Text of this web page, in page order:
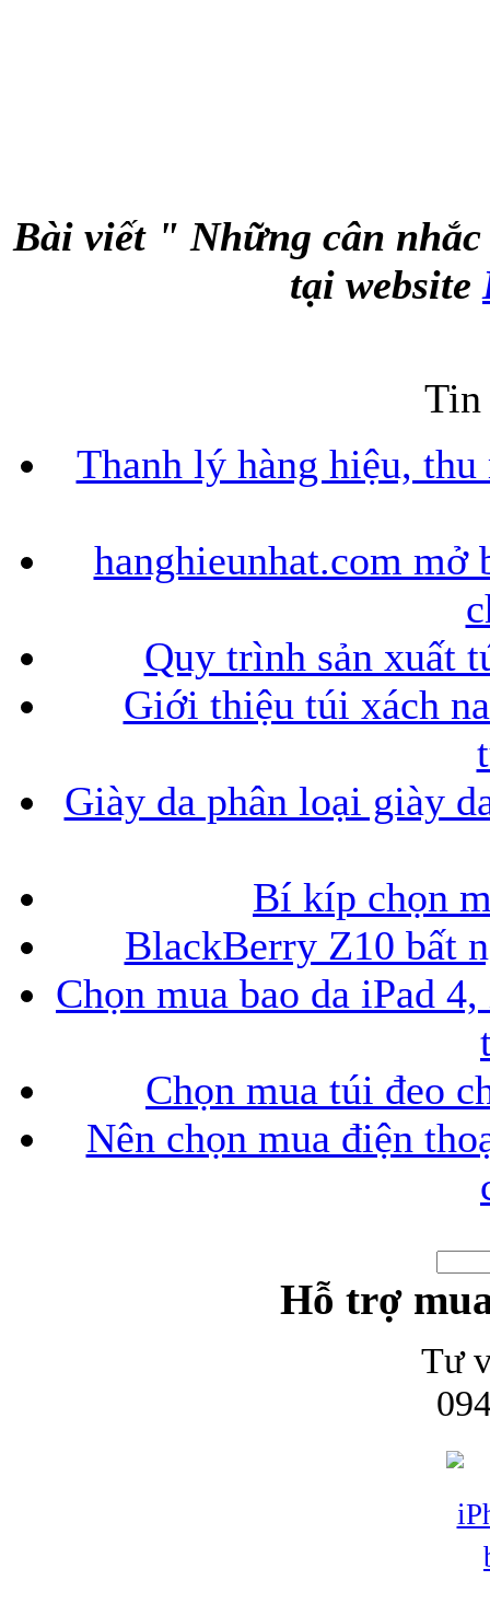
Bài viết " Những cân
tại website
Tin
Thanh lý hàng hiệu,
hanghieunhat.com
Quy trình sản xuất
Giới thiệu túi xách
Giày da phân loại giày
Bí kíp chọn
BlackBerry Z10 bất
Chọn mua bao da iPad
Chọn mua túi đeo
Nên chọn mua điện
Hỗ trợ
Tư